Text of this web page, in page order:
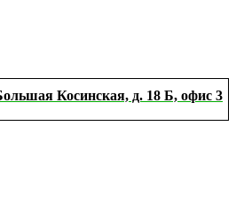
Косинская, д. 18 Б, офис 3